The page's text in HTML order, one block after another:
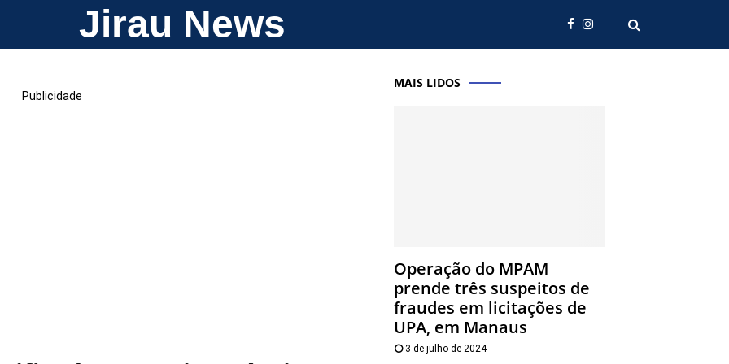
Jirau News
Publicidade
MAIS LIDOS
Operação do MPAM
prende três suspeitos de
fraudes em licitações de
UPA, em Manaus
3 de julho de 2024